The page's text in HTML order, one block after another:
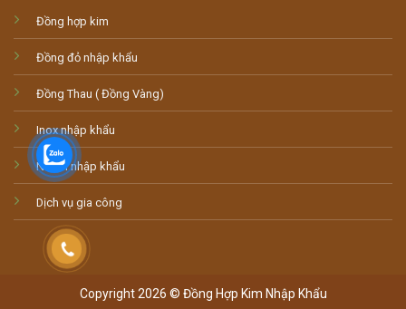
Đồng hợp kim
Đồng đỏ nhập khẩu
Đồng Thau ( Đồng Vàng)
Inox nhập khẩu
Nhôm nhập khẩu
Dịch vụ gia công
Copyright 2026 © Đồng Hợp Kim Nhập Khẩu